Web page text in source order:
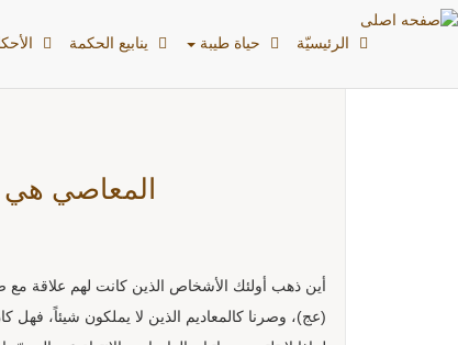
الرئیسیّة حياة طيبة ينابيع الحكمة
بطاقات: المحرّمات
المعاصي هي
أين ذهب أولئك الأشخاص الذين كانت لهم علاقة مع
(عج)، وصرنا كالمعاديم الذين لا يملكون شيئاً، فهل